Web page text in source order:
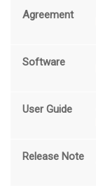
Agreement
Software
User Guide
Release Note